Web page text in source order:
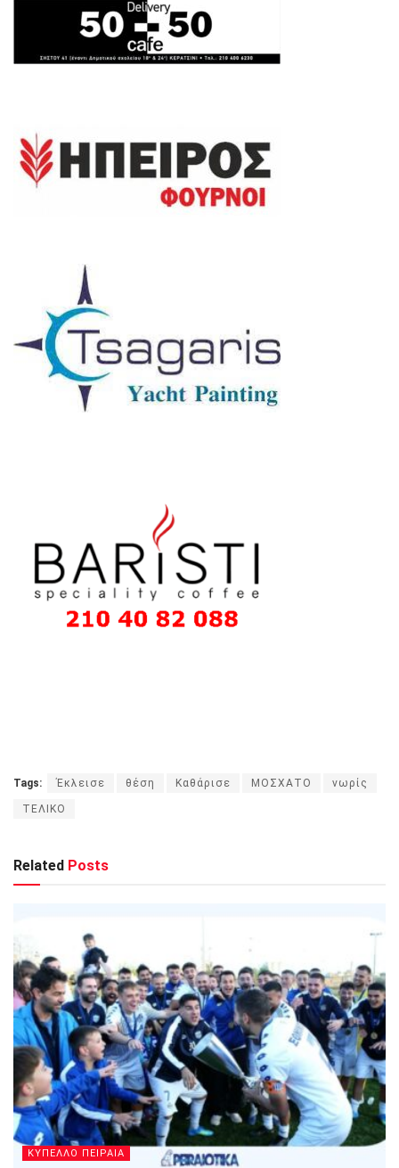
Tags: Έκλεισε θέση Καθάρισε ΜΟΣΧΑΤΟ νωρίς
ΤΕΛΙΚΟ
Related Posts
ΚΥΠΕΛΛΟ ΠΕΙΡΑΙΑ